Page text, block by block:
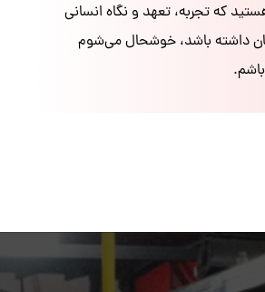
که تجربه، تعهد و نگاه انسانی
داشته باشد، خوشحال می‌شوم